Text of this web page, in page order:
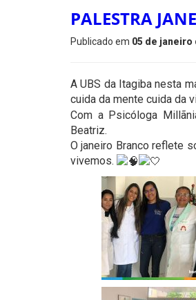
PALESTRA
Publicado em 05 de janeiro
A UBS da Itagiba nesta
cuida da mente cuida da
Com a Psicóloga
Beatriz.
O janeiro Branco reflete
vivemos.